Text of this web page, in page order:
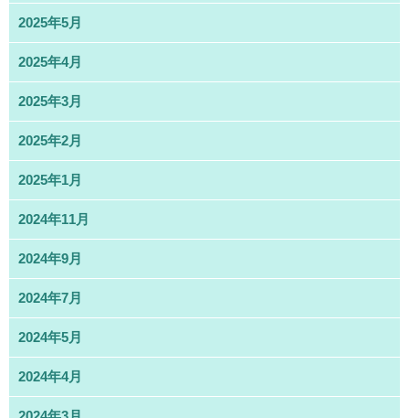
2025年5月
2025年4月
2025年3月
2025年2月
2025年1月
2024年11月
2024年9月
2024年7月
2024年5月
2024年4月